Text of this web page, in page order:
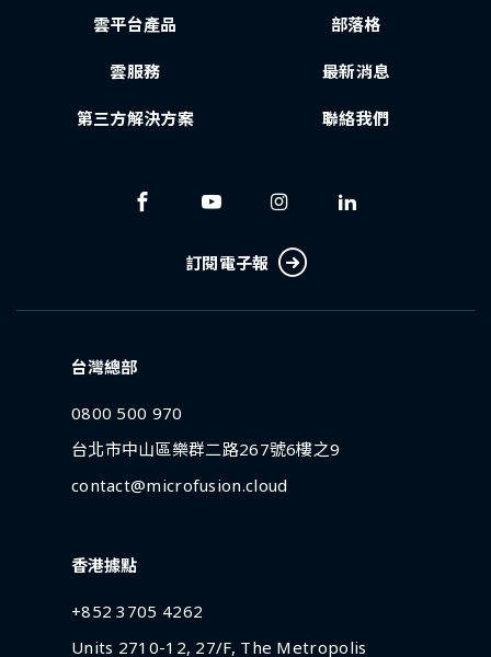
雲平台產品
雲服務
第三方解決方案
部落格
最新消息
聯絡我們
訂閱電子報
台灣總部
0800 500 970
台北市中山區樂群二路267號6樓之9
contact@microfusion.cloud
香港據點
+852 3705 4262
Units 2710-12, 27/F, The Metropolis